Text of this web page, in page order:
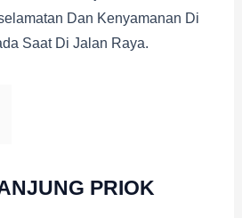
Dan Kenyamanan Di
Saat Di Jalan Raya.
PRIOK